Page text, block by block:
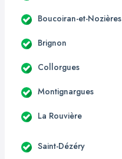
Boucoiran-et-Nozières
Brignon
Collorgues
Montignargues
La Rouvière
Saint-Dézéry